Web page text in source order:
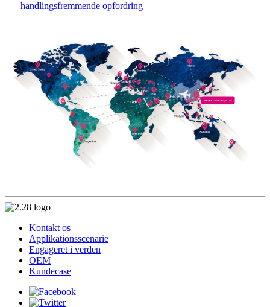
handlingsfremmende opfordring
Kontakt os
Applikationsscenarie
Engageret i verden
OEM
Kundecase